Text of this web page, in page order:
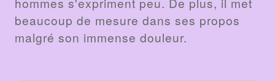
beaucoup de mesure dans ses propos
malgré son immense douleur.